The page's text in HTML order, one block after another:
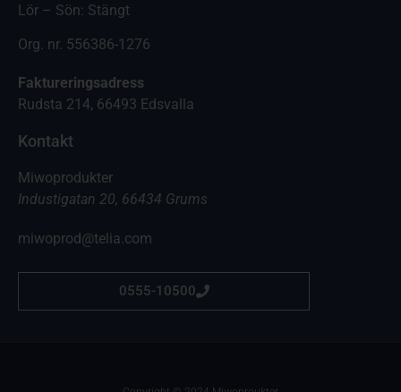
Lör – Sön: Stängt
Org. nr. 556386-1276
Faktureringsadress
Rudsta 214, 66493 Edsvalla
Kontakt
Miwoprodukter
Industigatan 20, 66434 Grums
miwoprod@telia.com
0555-10500